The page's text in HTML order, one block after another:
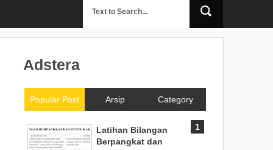
Adstera
Popular Post Arsip Category
Latihan Bilangan
Berpangkat dan